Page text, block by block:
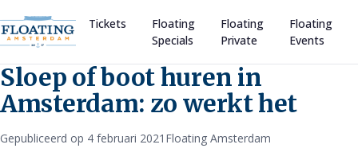
Tickets
Floating
Specials
Floating
Private
Floating
Events
Sloep of boot huren in
Amsterdam: zo werkt het
Gepubliceerd op 4 februari 2021 Floating Amsterdam